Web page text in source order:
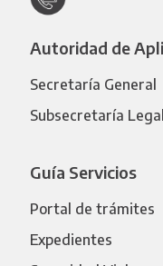
Autoridad de
Secretaría General
Subsecretaría
Guía Servicios
Portal de trámites
Expedientes